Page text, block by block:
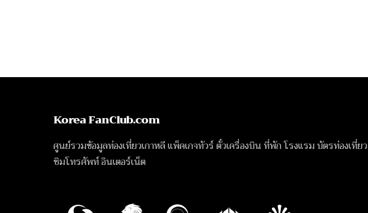
Korea FanClub.com
ศูนย์รวมข้อมูลท่องเที่ยวเกาหลี แพ็คเกจทัวร์ ตั๋วเครื่องบิน ที่พัก โรงแรม บัตรท่องเที่ยว
ซิมโทรศัพท์ อินเตอร์เน็ต